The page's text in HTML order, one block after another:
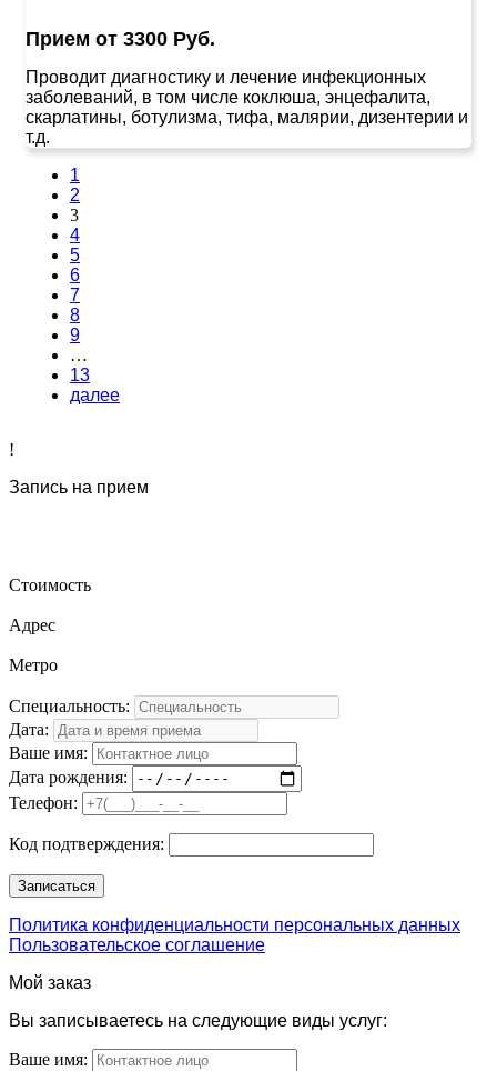
Прием от 3300 Руб.
Проводит диагностику и лечение инфекционных
заболеваний, в том числе коклюша, энцефалита,
скарлатины, ботулизма, тифа, малярии, дизентерии и
т.д.
1
2
3
4
5
6
7
8
9
…
13
далее
!
Запись на прием
Стоимость
Адрес
Метро
Специальность:
Дата:
Ваше имя:
Дата рождения:
Телефон:
Код подтверждения:
Политика конфиденциальности персональных данных
Пользовательское соглашение
Мой заказ
Вы записываетесь на следующие виды услуг:
Ваше имя: